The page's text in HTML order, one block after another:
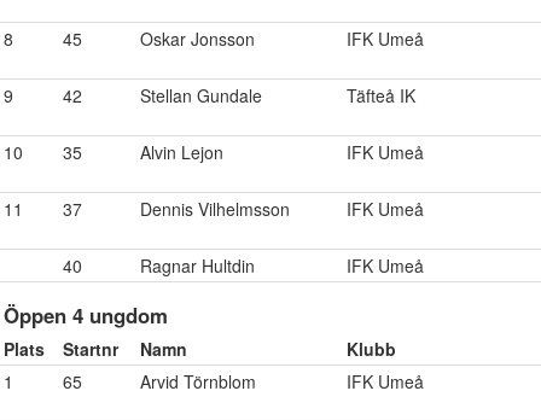
8 45 Oskar Jonsson IFK Umeå
9 42 Stellan Gundale Täfteå IK
10 35 Alvin Lejon IFK Umeå
11 37 Dennis Vilhelmsson IFK Umeå
40 Ragnar Hultdin IFK Umeå
Öppen 4 ungdom
Plats Startnr Namn
Klubb
1
65 Arvid Törnblom IFK Umeå